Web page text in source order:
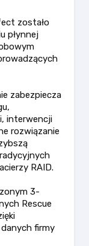
zostało
płynnej
zabezpiecza
interwencji
rozwiązanie
RAID.
3-
Rescue
firmy